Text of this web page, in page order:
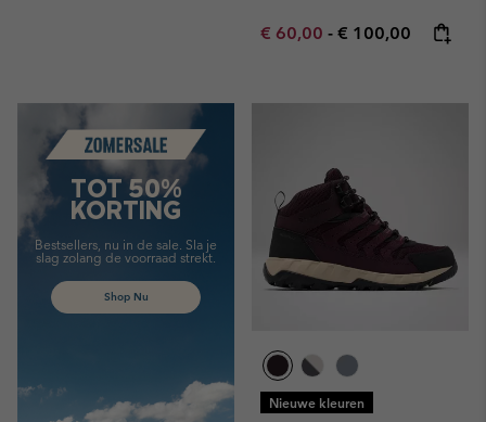
Minimum sale price:
€ 60,00 - Maximum price:
€ 100,00
Summer Sale
TOT 50%
KORTING
Bestsellers, nu in de sale. Sla je
slag zolang de voorraad strekt.
Shop Nu
Nieuwe kleuren